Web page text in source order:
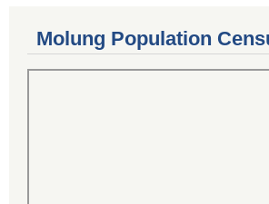
Molung Population